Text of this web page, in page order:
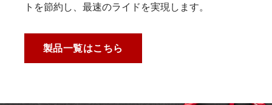
トを節約し、最速のライドを実現します。
製品一覧はこちら